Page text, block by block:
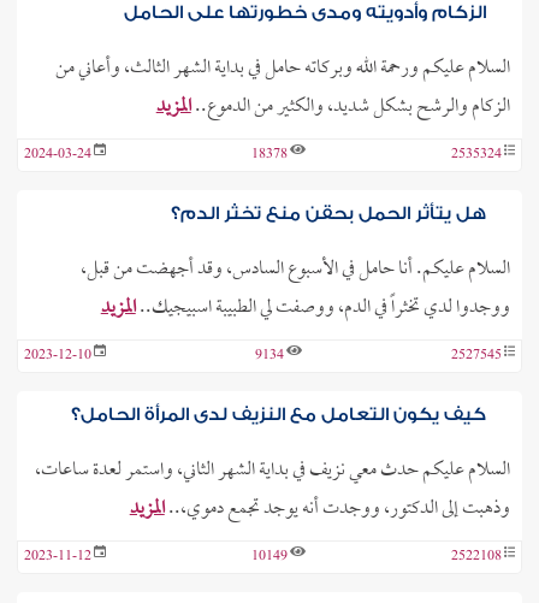
الزكام وأدويته ومدى خطورتها على الحامل
السلام عليكم ورحمة الله وبركاته حامل في بداية الشهر الثالث، وأعاني من
الزكام والرشح بشكل شديد، والكثير من الدموع..المزيد
2535324
18378
2024-03-24
هل يتأثر الحمل بحقن منع تخثر الدم؟
السلام عليكم. أنا حامل في الأسبوع السادس، وقد أجهضت من قبل،
ووجدوا لدي تخثراً في الدم، ووصفت لي الطبيبة اسبيجيك..المزيد
2527545
9134
2023-12-10
كيف يكون التعامل مع النزيف لدى المرأة الحامل؟
السلام عليكم حدث معي نزيف في بداية الشهر الثاني، واستمر لعدة ساعات،
وذهبت إلى الدكتور، ووجدت أنه يوجد تجمع دموي،..المزيد
2522108
10149
2023-11-12